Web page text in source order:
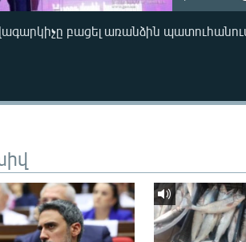
բացել առանձին